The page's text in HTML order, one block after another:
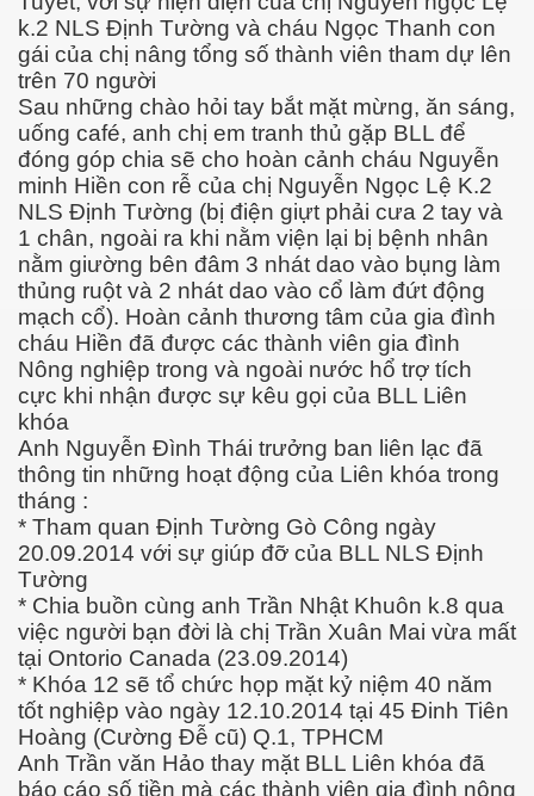
k.2 NLS Định Tường và cháu Ngọc Thanh con
gái của chị nâng tổng số thành viên tham dự lên
trên 70 người
Sau những chào hỏi tay bắt mặt mừng, ăn sáng,
uống café, anh chị em tranh thủ gặp BLL để
đóng góp chia sẽ cho hoàn cảnh cháu Nguyễn
minh Hiền con rễ của chị Nguyễn Ngọc Lệ K.2
NLS Định Tường (bị điện giựt phải cưa 2 tay và
1 chân, ngoài ra khi nằm viện lại bị bệnh nhân
nằm giường bên đâm 3 nhát dao vào bụng làm
thủng ruột và 2 nhát dao vào cổ làm đứt động
mạch cổ). Hoàn cảnh thương tâm của gia đình
cháu Hiền đã được các thành viên gia đình
Nông nghiệp trong và ngoài nước hổ trợ tích
cực khi nhận được sự kêu gọi của BLL Liên
khóa
Anh Nguyễn Đình Thái trưởng ban liên lạc đã
thông tin những hoạt động của Liên khóa trong
tháng :
* Tham quan Định Tường Gò Công ngày
20.09.2014 với sự giúp đỡ của BLL NLS Định
Tường
* Chia buồn cùng anh Trần Nhật Khuôn k.8 qua
việc người bạn đời là chị Trần Xuân Mai vừa mất
tại Ontorio Canada (23.09.2014)
* Khóa 12 sẽ tổ chức họp mặt kỷ niệm 40 năm
tốt nghiệp vào ngày 12.10.2014 tại 45 Đinh Tiên
Hoàng (Cường Đễ cũ) Q.1, TPHCM
Anh Trần văn Hảo thay mặt BLL Liên khóa đã
báo cáo số tiền mà các thành viên gia đình nông
đi xa